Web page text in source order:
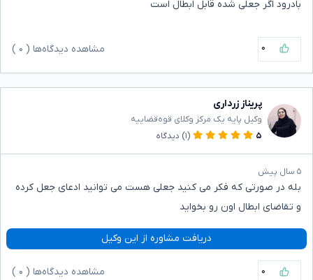
بادرود اگر جعلی شده قابل ابطال است
۰ مشاهده دیدگاه‌ها ( ۰
پریناز زرداری
وکیل پایه یک مرکز وکلای قوه‌قضاییه
۵
(۱) دیدگاه
۵ سال پیش
بله در صورتی که فکر می کنید جعلی هست می توانید ادعای جعل کرده
و تقاضای ابطال اون رو بخواید
دریافت مشاوره از این وکیل
۰ مشاهده دیدگاه‌ها ( ۰